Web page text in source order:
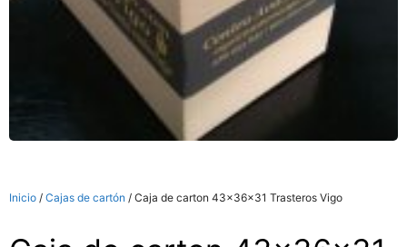
Inicio / Cajas de cartón / Caja de carton 43x36x31 Trasteros Vigo